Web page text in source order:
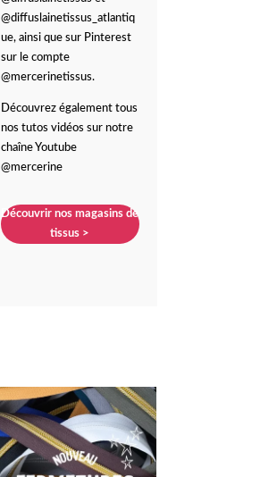
@diffuslainetissus_atlantiq
ue, ainsi que sur Pinterest
sur le compte
@mercerinetissus.
Découvrez également tous
nos tutos vidéos sur notre
chaîne Youtube
@mercerine
Découvrir nos magasins de
tissus >